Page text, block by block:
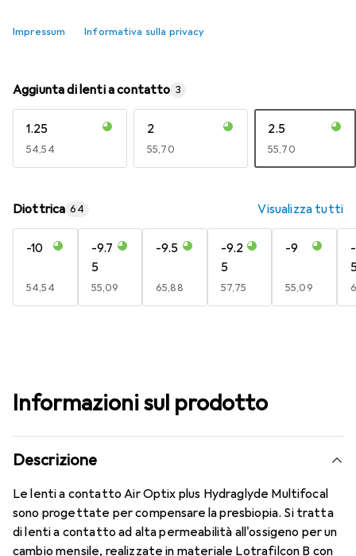
Impressum Informativa sulla privacy
spedizione gratuita
Aggiunta di lenti a contatto 3
1.25
EUR
54,54
2
EUR
55,70
2.5
EUR
55,70
Diottrica 64 Visualizza tutti
-10
EUR
54,54
-9.7
5
EUR
55,09
-9.5
EUR
65,88
-9.2
5
EUR
57,75
-9
EUR
55,09
Informazioni sul prodotto
Descrizione
Le lenti a contatto Air Optix plus Hydraglyde Multifocal
sono progettate per compensare la presbiopia. Si tratta
di lenti a contatto ad alta permeabilità all'ossigeno per un
cambio mensile, realizzate in materiale Lotrafilcon B con